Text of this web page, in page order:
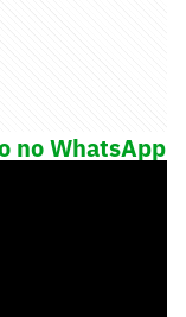
no WhatsApp